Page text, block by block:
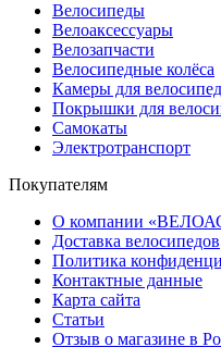
Велосипеды
Велоаксессуары
Велозапчасти
Велосипедные колёса
Камеры для
Покрышки для
Самокаты
Электротранспорт
Покупателям
О компании
Доставка велосипедов
Политика
Контактные данные
Карта сайта
Статьи
Отзыв о магазине в